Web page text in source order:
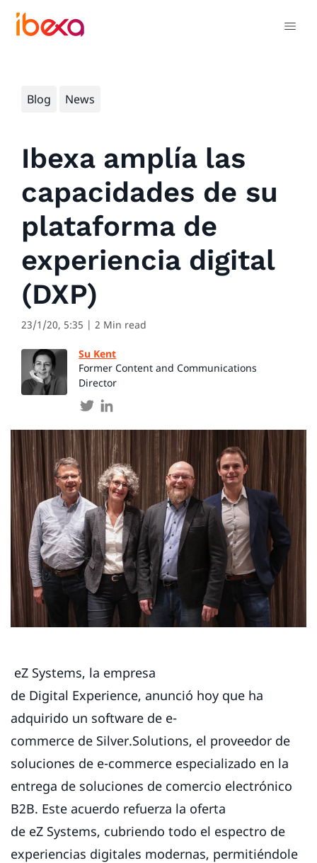
Blog News
Ibexa amplía las
capacidades de su
plataforma de
experiencia digital
(DXP)
23/1/20, 5:35 | 2 Min read
Su Kent
Former Content and Communications
Director
eZ Systems, la empresa
de Digital Experience, anunció hoy que ha
adquirido un software de e-
commerce de Silver.Solutions, el proveedor de
soluciones de e-commerce especializado en la
entrega de soluciones de comercio electrónico
B2B. Este acuerdo refuerza la oferta
de eZ Systems, cubriendo todo el espectro de
experiencias digitales modernas, permitiéndole